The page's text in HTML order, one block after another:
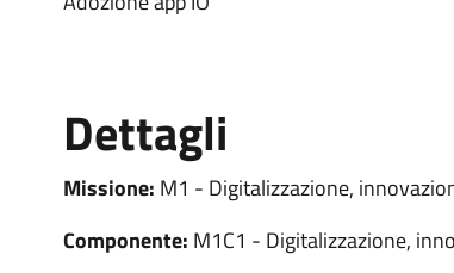
Dettagli
Missione: M1 - Digitalizzazione,
Componente: M1C1 - Digitalizzazione,